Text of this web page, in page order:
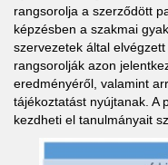
rangsorolja a szerződött
képzésben a szakmai
szervezetek által
rangsorolják azon
eredményéről, valamint
tájékoztatást nyújtanak. A
kezdheti el tanulmányait